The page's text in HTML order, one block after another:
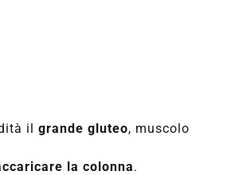
ilgrande gluteo, muscolo
la colonna.